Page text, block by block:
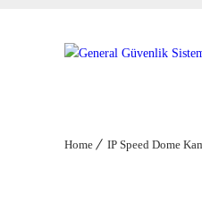
Home IP Speed Dome